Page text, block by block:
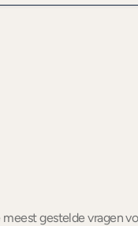
gestelde vragen